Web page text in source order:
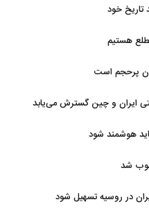
تاریخ خود
هستیم
پرحجم است
ایران و چین گسترش می‌یابد
هوشمند شود
شد
در روسیه تسهیل شود